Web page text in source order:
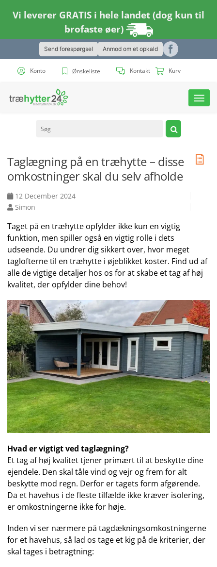
Vi leverer GRATIS i hele landet (dog kun til
brofaste øer)
Send forespørgsel Anmod om et opkald
Konto Ønskeliste Kontakt Kurv
Taglægning på en træhytte – disse
omkostninger skal du selv afholde
12 December 2024
Simon
Taget på en træhytte opfylder ikke kun en vigtig
funktion, men spiller også en vigtig rolle i dets
udseende. Du undrer dig sikkert over, hvor meget
taglofterne til en træhytte i øjeblikket koster. Find ud af
alle de vigtige detaljer hos os for at skabe et tag af høj
kvalitet, der opfylder dine behov!
Hvad er vigtigt ved taglægning?
Et tag af høj kvalitet tjener primært til at beskytte dine
ejendele. Den skal tåle vind og vejr og frem for alt
beskytte mod regn. Derfor er tagets form afgørende.
Da et havehus i de fleste tilfælde ikke kræver isolering,
er omkostningerne ikke for høje.
Inden vi ser nærmere på tagdækningsomkostningerne
for et havehus, så lad os tage et kig på de kriterier, der
skal tages i betragtning: